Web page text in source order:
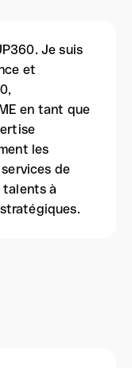
Je suis
et
en tant que
les
de
talents à